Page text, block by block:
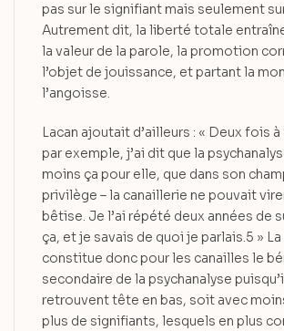
pas sur le signifiant mais seulement
Autrement dit, la liberté totale
la valeur de la parole, la promotion
l’objet de jouissance, et partant la
l’angoisse.
Lacan ajoutait d’ailleurs : « Deux fois
par exemple, j’ai dit que la
moins ça pour elle, que dans son
privilège – la canaillerie ne pouvait
bêtise. Je l’ai répété deux années de
ça, et je savais de quoi je parlais.5 »
constitue donc pour les canailles le
secondaire de la psychanalyse
retrouvent tête en bas, soit avec
plus de signifiants, lesquels en plus